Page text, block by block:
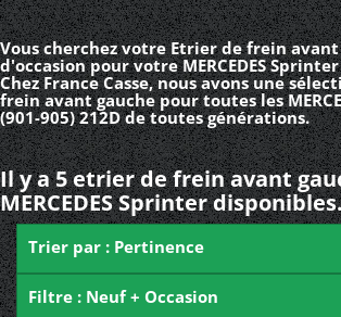
Vous cherchez votre Etrier de frein avant
d'occasion pour votre MERCEDES
Chez France Casse, nous avons une
frein avant gauche pour toutes les
(901-905) 212D de toutes générations.
Il y a 5 etrier de frein avant
MERCEDES Sprinter
Trier par : Pertinence
Filtre : Neuf + Occasion